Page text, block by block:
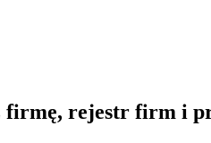
firmę, rejestr firm i